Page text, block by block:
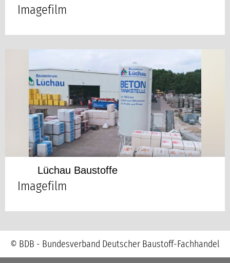
Imagefilm
Lüchau Baustoffe
Imagefilm
© BDB - Bundesverband Deutscher Baustoff-Fachhandel